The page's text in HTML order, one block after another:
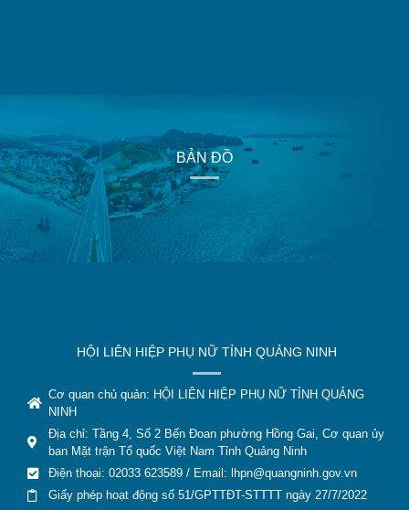
BẢN ĐỒ
HỘI LIÊN HIỆP PHỤ NỮ TỈNH QUẢNG NINH
Cơ quan chủ quản: HỘI LIÊN HIỆP PHỤ NỮ TỈNH QUẢNG
NINH
Địa chỉ: Tầng 4, Số 2 Bến Đoan phường Hồng Gai, Cơ quan ủy
ban Mặt trận Tổ quốc Việt Nam Tỉnh Quảng Ninh
Điện thoại: 02033 623589 / Email:
lhpn@quangninh.gov.vn
Giấy phép hoạt động số 51/GPTTĐT-STTTT ngày 27/7/2022